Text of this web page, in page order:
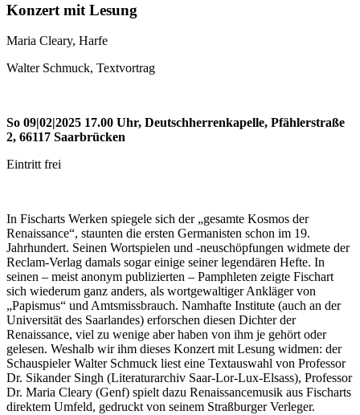
Konzert mit Lesung
Maria Cleary, Harfe
Walter Schmuck, Textvortrag
So 09|02|2025 17.00 Uhr, Deutschherrenkapelle, Pfählerstraße
2, 66117 Saarbrücken
Eintritt frei
In Fischarts Werken spiegele sich der „gesamte Kosmos der
Renaissance“, staunten die ersten Germanisten schon im 19.
Jahrhundert. Seinen Wortspielen und -neuschöpfungen widmete der
Reclam-Verlag damals sogar einige seiner legendären Hefte. In
seinen – meist anonym publizierten – Pamphleten zeigte Fischart
sich wiederum ganz anders, als wortgewaltiger Ankläger von
„Papismus“ und Amtsmissbrauch. Namhafte Institute (auch an der
Universität des Saarlandes) erforschen diesen Dichter der
Renaissance, viel zu wenige aber haben von ihm je gehört oder
gelesen. Weshalb wir ihm dieses Konzert mit Lesung widmen: der
Schauspieler Walter Schmuck liest eine Textauswahl von Professor
Dr. Sikander Singh (Literaturarchiv Saar-Lor-Lux-Elsass), Professor
Dr. Maria Cleary (Genf) spielt dazu Renaissancemusik aus Fischarts
direktem Umfeld, gedruckt von seinem Straßburger Verleger.